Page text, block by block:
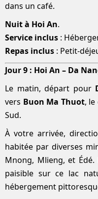
dans un café.
Nuit à Hoi An.
Service inclus :
Repas inclus : Petit-
Jour 9 : Hoi An – Da
Le matin, départ pour
vers Buon Ma Thuot, le
Sud.
À votre arrivée,
habitée par diverses
Mnong, Mlieng, et
paisible sur ce lac
hébergement